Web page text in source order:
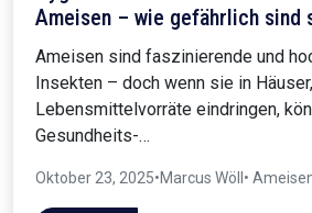
Ameisen – wie gefährlich sind
Ameisen sind faszinierende und
Insekten – doch wenn sie in
Lebensmittelvorräte eindringen,
Gesundheits-…
Oktober 23, 2025•Marcus Wöll •